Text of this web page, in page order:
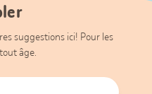
suggestions ici! Pour les
âge.